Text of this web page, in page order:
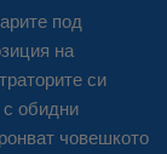
под
на
си
с обидни
човешкото